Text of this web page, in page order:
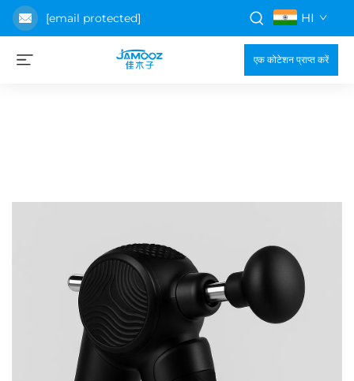
[email protected] HI
एक कोटेशन प्राप्त करें